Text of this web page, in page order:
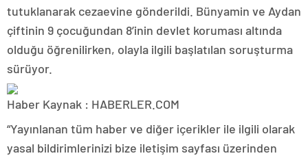
tutuklanarak cezaevine gönderildi. Bünyamin ve Aydan
çiftinin 9 çocuğundan 8’inin devlet koruması altında
olduğu öğrenilirken, olayla ilgili başlatılan soruşturma
sürüyor.
Haber Kaynak : HABERLER.COM
“Yayınlanan tüm haber ve diğer içerikler ile ilgili olarak
yasal bildirimlerinizi bize iletişim sayfası üzerinden